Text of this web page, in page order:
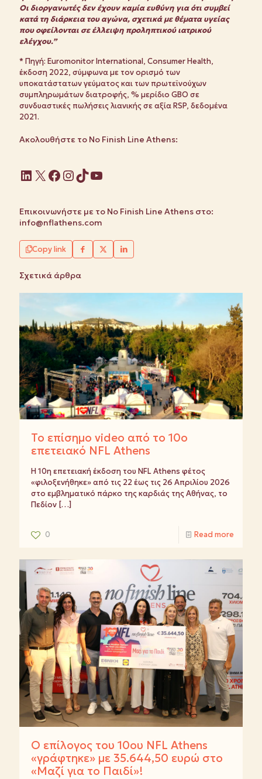
Οι διοργανωτές δεν έχουν καμία ευθύνη για ότι συμβεί
κατά τη διάρκεια του αγώνα, σχετικά με θέματα υγείας
που οφείλονται σε έλλειψη προληπτικού ιατρικού
ελέγχου.”
* Πηγή: Euromonitor International, Consumer Health,
έκδοση 2022, σύμφωνα με τον ορισμό των
υποκατάστατων γεύματος και των πρωτεϊνούχων
συμπληρωμάτων διατροφής, % μερίδιο GBO σε
συνδυαστικές πωλήσεις λιανικής σε αξία RSP, δεδομένα
2021.
Ακολουθήστε το No Finish Line Athens:
Linkedin
X Facebook
Instagram
TikTok
YouTube
Επικοινωνήστε με το No Finish Line Athens στο:
info@nflathens.com
Copy link
Σχετικά άρθρα
Το επίσημο video από το 10ο
επετειακό NFL Athens
Η 10η επετειακή έκδοση του NFL Athens φέτος
«φιλοξενήθηκε» από τις 22 έως τις 26 Απριλίου 2026
στο εμβληματικό πάρκο της καρδιάς της Αθήνας, το
Πεδίον […]
0 Read more
Ο επίλογος του 10ου NFL Athens
«γράφτηκε» με 35.644,50 ευρώ στο
«Μαζί για το Παιδί»!